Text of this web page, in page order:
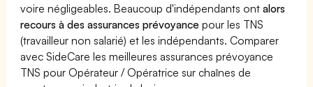
voire négligeables. Beaucoup d'indépendants ontalors
recours à des assurances prévoyance pour les TNS
(travailleur non salarié) et les indépendants. Comparer
avec SideCare les meilleures assurances prévoyance
TNS pour Opérateur / Opératrice sur chaînes de